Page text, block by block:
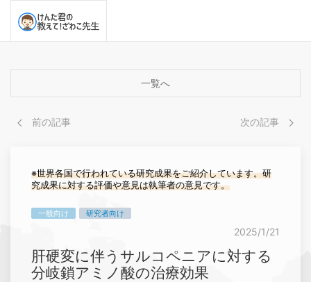
一覧へ
前の記事 次の記事
※世界各国で行われている研究成果をご紹介しています。研
究成果に対する評価や意見は執筆者の意見です。
一般向け 研究者向け
2025/1/21
肝硬変に伴うサルコペニアに対する
分岐鎖アミノ酸の治療効果